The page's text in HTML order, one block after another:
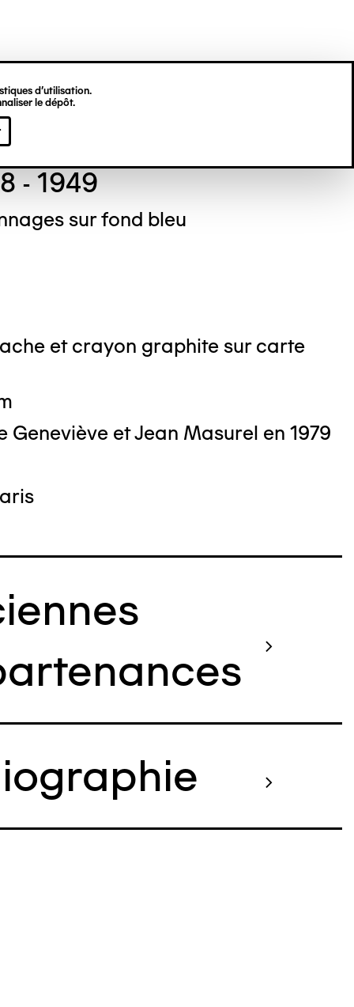
d’utilisation.
le dépôt.
LANSKOY
- 1949
sur fond bleu
et crayon graphite sur carte
Geneviève et Jean Masurel en 1979